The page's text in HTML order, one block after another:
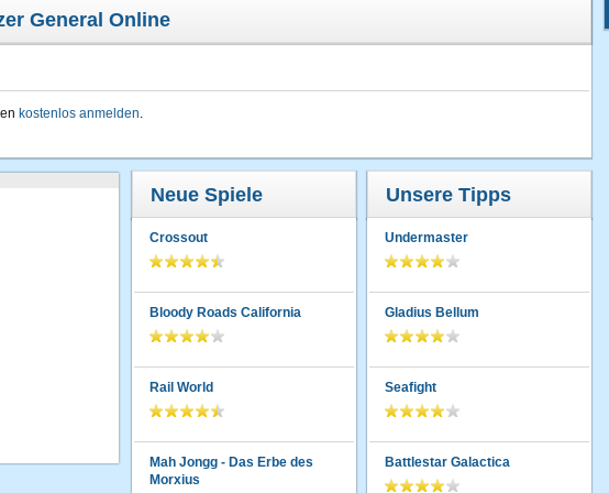
General Online
kostenlos anmelden.
Neue Spiele
Crossout
Bloody Roads California
Rail World
Mah Jongg - Das Erbe des
Morxius
Unsere Tipps
Undermaster
Gladius Bellum
Seafight
Battlestar Galactica